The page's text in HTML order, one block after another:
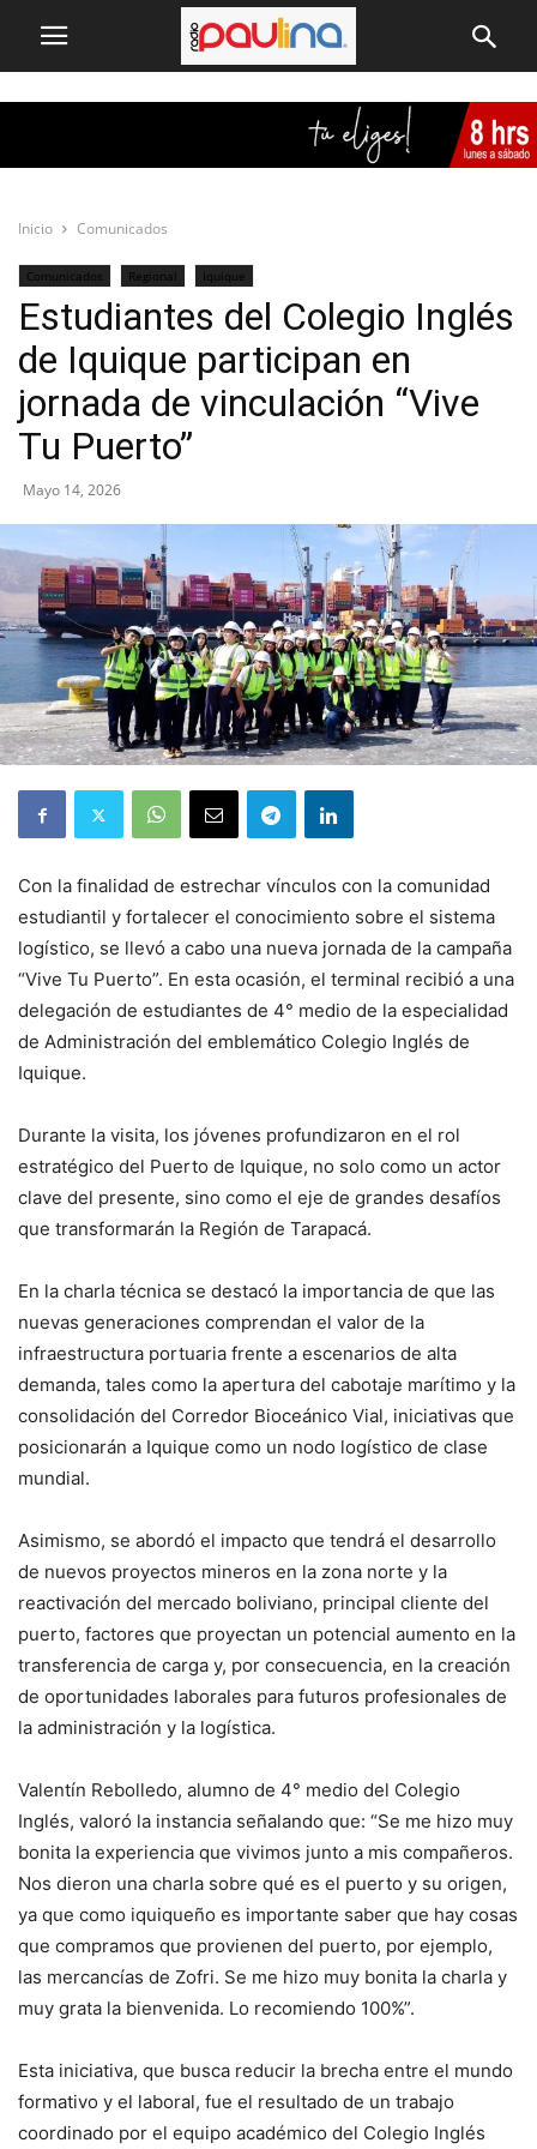
Inicio Comunicados
Comunicados Regional Iquique
Estudiantes del Colegio Inglés
de Iquique participan en
jornada de vinculación “Vive
Tu Puerto”
Mayo 14, 2026
Con la finalidad de estrechar vínculos con la comunidad
estudiantil y fortalecer el conocimiento sobre el sistema
logístico, se llevó a cabo una nueva jornada de la campaña
“Vive Tu Puerto”. En esta ocasión, el terminal recibió a una
delegación de estudiantes de 4° medio de la especialidad
de Administración del emblemático Colegio Inglés de
Iquique.
Durante la visita, los jóvenes profundizaron en el rol
estratégico del Puerto de Iquique, no solo como un actor
clave del presente, sino como el eje de grandes desafíos
que transformarán la Región de Tarapacá.
En la charla técnica se destacó la importancia de que las
nuevas generaciones comprendan el valor de la
infraestructura portuaria frente a escenarios de alta
demanda, tales como la apertura del cabotaje marítimo y la
consolidación del Corredor Bioceánico Vial, iniciativas que
posicionarán a Iquique como un nodo logístico de clase
mundial.
Asimismo, se abordó el impacto que tendrá el desarrollo
de nuevos proyectos mineros en la zona norte y la
reactivación del mercado boliviano, principal cliente del
puerto, factores que proyectan un potencial aumento en la
transferencia de carga y, por consecuencia, en la creación
de oportunidades laborales para futuros profesionales de
la administración y la logística.
Valentín Rebolledo, alumno de 4° medio del Colegio
Inglés, valoró la instancia señalando que: “Se me hizo muy
bonita la experiencia que vivimos junto a mis compañeros.
Nos dieron una charla sobre qué es el puerto y su origen,
ya que como iquiqueño es importante saber que hay cosas
que compramos que provienen del puerto, por ejemplo,
las mercancías de Zofri. Se me hizo muy bonita la charla y
muy grata la bienvenida. Lo recomiendo 100%”.
Esta iniciativa, que busca reducir la brecha entre el mundo
formativo y el laboral, fue el resultado de un trabajo
coordinado por el equipo académico del Colegio Inglés